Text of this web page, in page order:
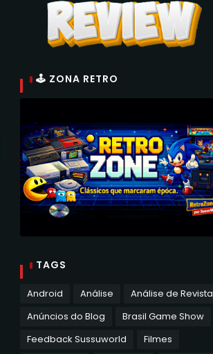
🕹 ZONA RETRO
TAGS
Android Análise
Análise de Revista
Anúncios do Blog
Brasil Game Show
Feedback Sussuworld
Filmes